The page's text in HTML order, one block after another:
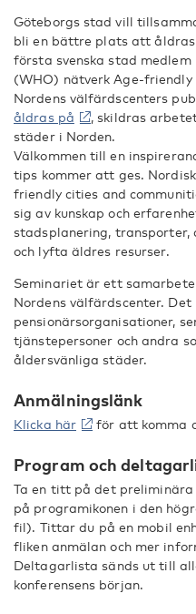
Göteborgs stad vill
bli en bättre plats att åldras
första svenska stad
(WHO) nätverk Age-friendly
Nordens välfärdscenters
åldras på
, skildras
städer i Norden.
Välkommen till en
tips kommer att ges.
friendly cities and
sig av kunskap och
stadsplanering, transporter,
och lyfta äldres resurser.
Seminariet är ett
Nordens välfärdscenter.
pensionärsorganisationer,
tjänstepersoner och andra
åldersvänliga städer.
Anmälningslänk
Klicka här för att komma
Program och
Ta en titt på det
på programikonen i den
fil). Tittar du på en mobil
fliken anmälan och mer
Deltagarlista sänds ut till
konferensens början.